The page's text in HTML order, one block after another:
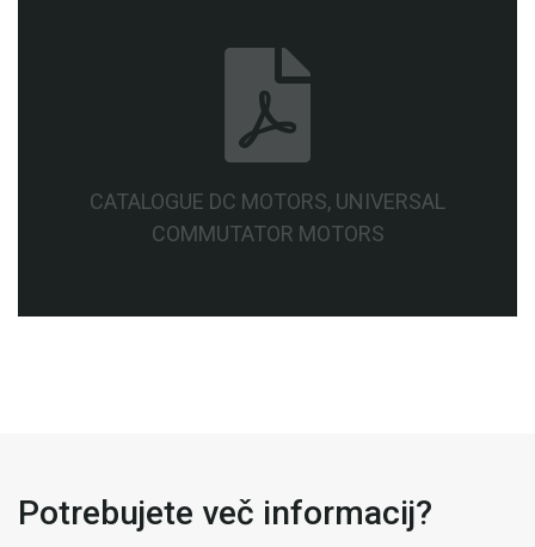
CATALOGUE DC MOTORS, UNIVERSAL
COMMUTATOR MOTORS
Potrebujete več informacij?